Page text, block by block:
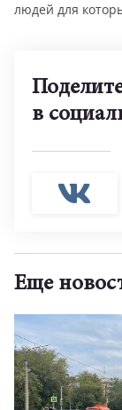
людей для
в
Еще